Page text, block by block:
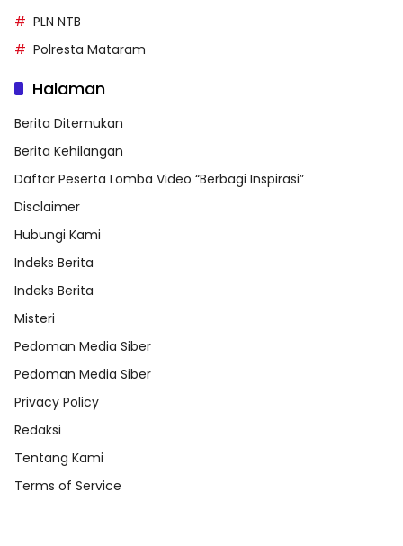
PLN NTB
Polresta Mataram
Halaman
Berita Ditemukan
Berita Kehilangan
Daftar Peserta Lomba Video “Berbagi Inspirasi”
Disclaimer
Hubungi Kami
Indeks Berita
Indeks Berita
Misteri
Pedoman Media Siber
Pedoman Media Siber
Privacy Policy
Redaksi
Tentang Kami
Terms of Service